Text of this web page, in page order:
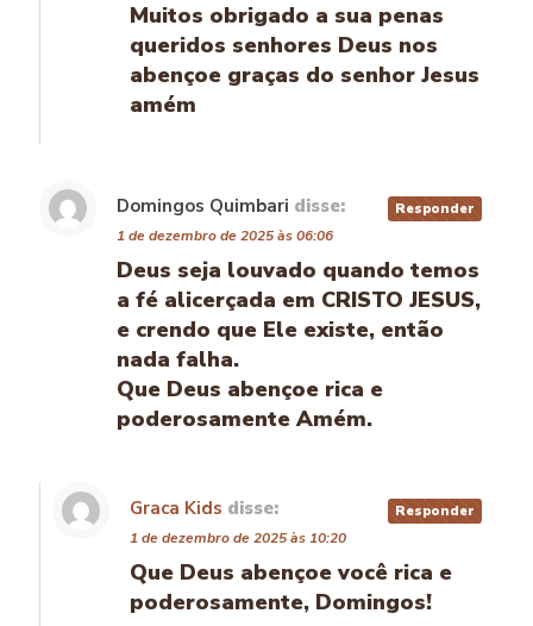
Muitos obrigado a sua penas
queridos senhores Deus nos
abençoe graças do senhor Jesus
amém
Domingos Quimbari disse:
1 de dezembro de 2025 às 06:06
Deus seja louvado quando temos
a fé alicerçada em CRISTO JESUS,
e crendo que Ele existe, então
nada falha.
Que Deus abençoe rica e
poderosamente Amém.
Responder
Graca Kids disse:
1 de dezembro de 2025 às 10:20
Que Deus abençoe você rica e
poderosamente, Domingos!
Responder